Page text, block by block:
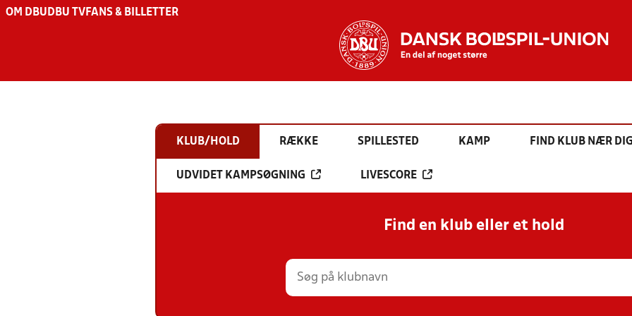
OM DBU DBU TV FANS & BILLETTER
KLUB/HOLD RÆKKE SPILLESTED KAMP FIND KLUB NÆR DIG
UDVIDET KAMPSØGNING LIVESCORE
Find en klub eller et hold